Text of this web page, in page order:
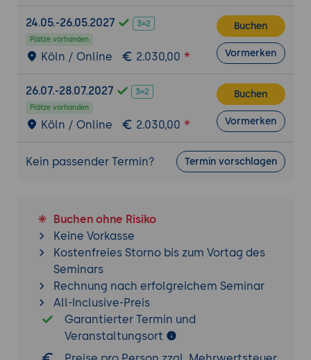
Grundlagen der Versionskontrolle:
Einführung in die Grundlagen der
Versionskontrolle und die Funktionsweise
von Git in CodeCanvas. Wie man
Codeänderungen verfolgt, synchronisiert
und speichert.
Branch-Management und
Zusammenarbeit:Einführung in das
Branch-Management und die Erstellung
von Branches für Feature-Entwicklung,
Organisation von Entwicklungsprozessen.
Merge- und Pull-Requests:
Merge- und Pull-Requests erstellt, um
Code-Änderungen in das Hauptprojekt zu
integrieren. Einführung in die Arbeit mit
Konflikten und deren Lösung, um die Code-
Qualität sicherzustellen.
Rollback und Wiederherstellung von
Änderungen:
24.05.-26.05.2027
Plätze vorhanden
Köln / Online 2.030,00
Buchen
Vormerken
26.07.-28.07.2027
Plätze vorhanden
Köln / Online 2.030,00
Buchen
Vormerken
Kein passender Termin? Termin vorschlagen
Buchen ohne Risiko
Keine Vorkasse
Kostenfreies Storno bis zum Vortag des
Seminars
Rechnung nach erfolgreichem Seminar
All-Inclusive-Preis
Garantierter Termin und
Veranstaltungsort